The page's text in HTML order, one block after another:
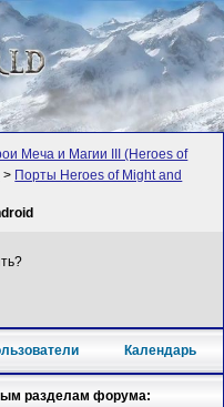
Меча и Магии III (Heroes of
> Порты Heroes of Might and
Календарь
разделам форума: